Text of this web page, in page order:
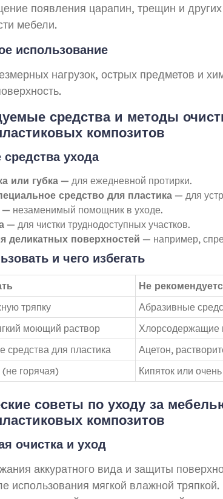
появления царапин, трещин и
мебели.
использование
нагрузок, острых предметов и
средства и методы
композитов
ухода
или губка — для ежедневной протирки.
средство для пластика — для
— незаменимый помощник в уходе.
— для чистки труднодоступных участков.
деликатных поверхностей — например,
и чего избегать
Не
тряпку
Абразивные
моющий раствор
Хлорсодержащие
средства для пластика
Ацетон,
горячая)
Кипяток или
советы по уходу за
композитов
очистка и уход
аккуратного вида и защиты
использования мягкой влажной